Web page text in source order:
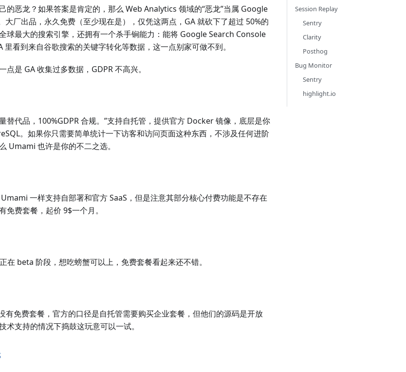
的恶龙？如果答案是肯定的，那么 Web Analytics 领域的“恶龙”当属 Google
大厂出品，永久免费（至少现在是），仅凭这两点，GA 就砍下了超过 50%的
球最大的搜索引擎，还拥有一个杀手锏能力：能将 Google Search Console
里看到来自谷歌搜索的关键字转化等数据，这一点别家可做不到。
是 GA 收集过多数据，GDPR 不高兴。
替代品，100%GDPR 合规。”支持自托管，提供官方 Docker 镜像，底层是你
。如果你只需要简单统计一下访客和访问页面这种东西，不涉及任何进阶
Umami 也许是你的不二之选。
一样支持自部署和官方 SaaS，但是注意其部分核心付费功能是不存在
免费套餐，起价 9$一个月。
在 beta 阶段，想吃螃蟹可以上，免费套餐看起来还不错。
有免费套餐，官方的口径是自托管需要购买企业套餐，但他们的源码是开放
术支持的情况下捣鼓这玩意可以一试。
Session Replay
Sentry
Clarity
Posthog
Bug Monitor
Sentry
highlight.io